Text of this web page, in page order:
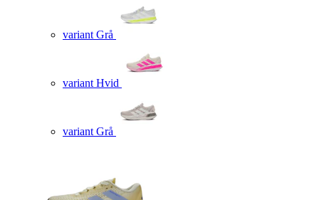
variant Grå
variant Hvid
variant Grå